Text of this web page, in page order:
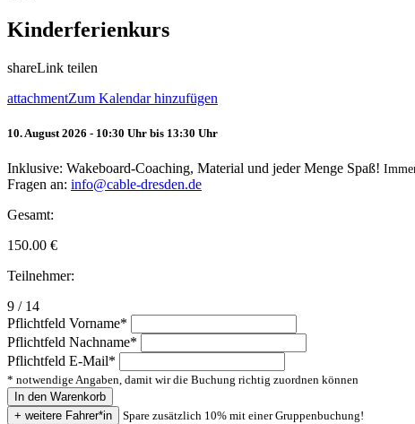
Kinderferienkurs
shareLink teilen
attachmentZum Kalendar hinzufügen
10. August 2026 - 10:30 Uhr bis 13:30 Uhr
Inklusive: Wakeboard-Coaching, Material und jeder Menge Spaß!
Fragen an: info@cable-dresden.de
Gesamt:
150.00 €
Teilnehmer:
9 / 14
Pflichtfeld Vorname*
Pflichtfeld Nachname*
Pflichtfeld E-Mail*
* notwendige Angaben, damit wir die Buchung richtig zuordnen können
Spare zusätzlich 10% mit einer Gruppenbuchung!